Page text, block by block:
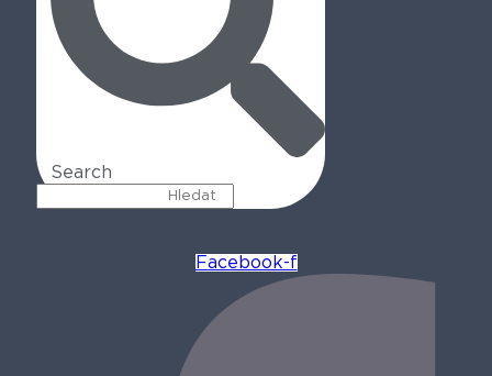
Search
Facebook-f